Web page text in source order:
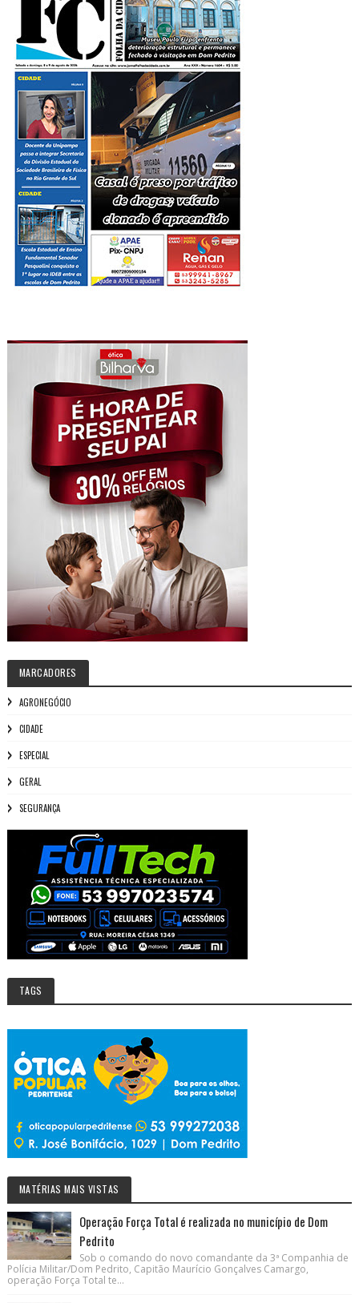
MARCADORES
AGRONEGÓCIO
CIDADE
ESPECIAL
GERAL
SEGURANÇA
TAGS
MATÉRIAS MAIS VISTAS
Operação Força Total é realizada no município de Dom
Pedrito
Sob o comando do novo comandante da 3ª Companhia de
Polícia Militar/Dom Pedrito, Capitão Maurício Gonçalves Camargo,
operação Força Total te...